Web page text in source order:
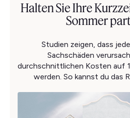
Halten Sie Ihre
Sommer
Studien zeigen, dass
Sachschäden
durchschnittlichen Kosten auf
werden. So kannst du das